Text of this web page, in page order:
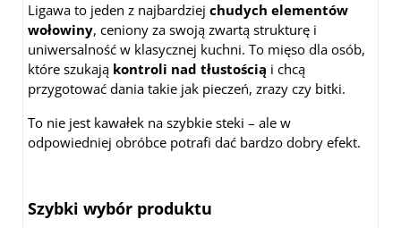
Ligawa to jeden z najbardziej chudych elementów
wołowiny, ceniony za swoją zwartą strukturę i
uniwersalność w klasycznej kuchni. To mięso dla osób,
które szukają kontroli nad tłustością i chcą
przygotować dania takie jak pieczeń, zrazy czy bitki.
To nie jest kawałek na szybkie steki – ale w
odpowiedniej obróbce potrafi dać bardzo dobry efekt.
Szybki wybór produktu